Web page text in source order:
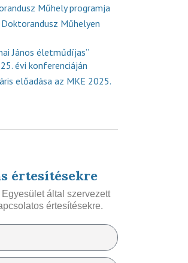
Műhely programja
Doktorandusz Műhelyen
János életműdíjas”
évi konferenciáján
előadása az MKE 2025.
értesítésekre
Egyesület által szervezett
értesítésekre.